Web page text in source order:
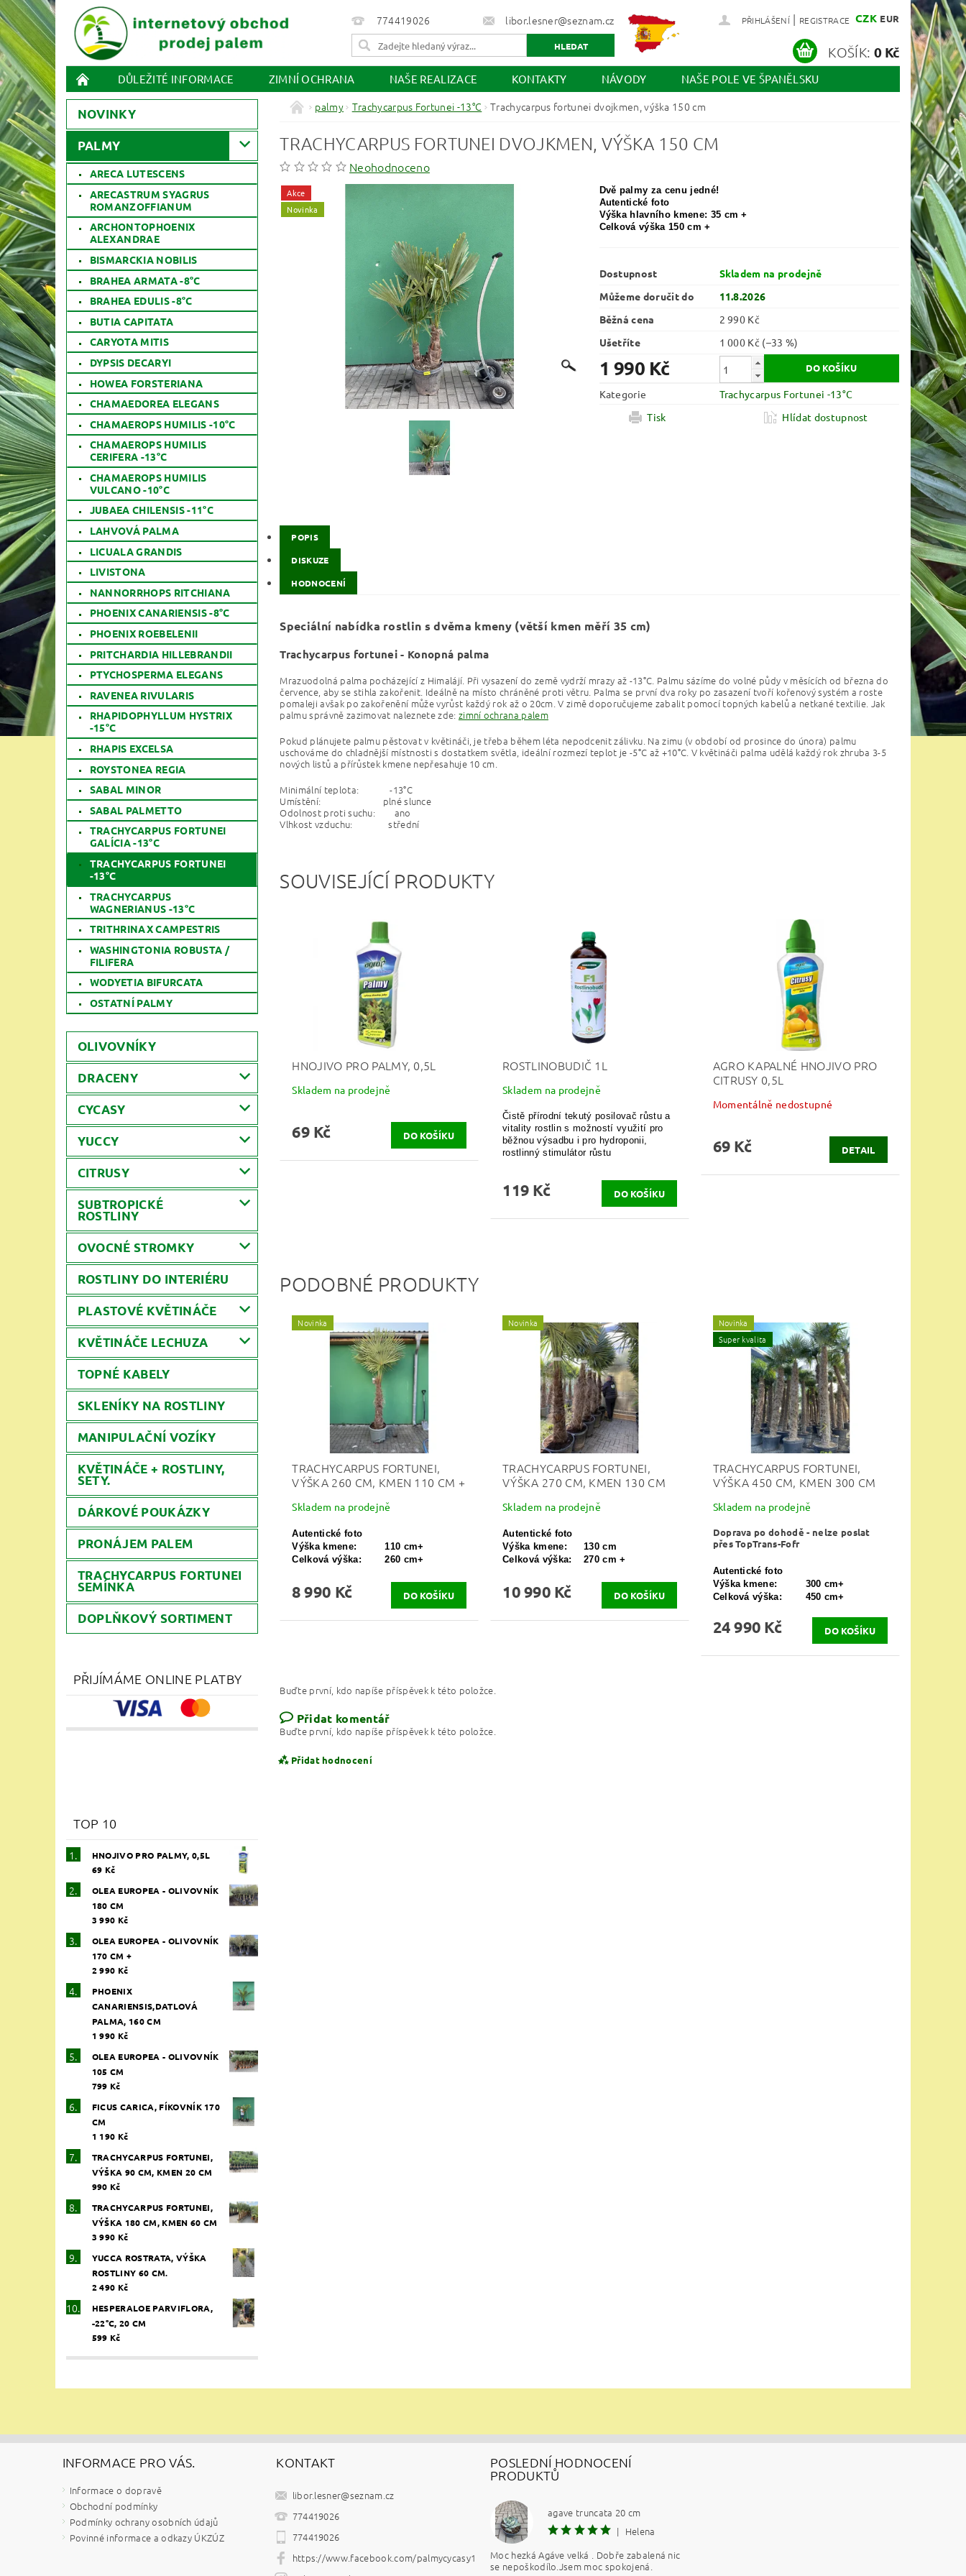
774419026 libor.lesner@seznam.cz PŘIHLÁŠENÍ | REGISTRACE CZK EUR
KOŠÍK: 0 Kč
DŮLEŽITÉ INFORMACE ZIMNÍ OCHRANA NAŠE REALIZACE KONTAKTY NÁVODY NAŠE POLE VE ŠPANĚLSKU
NOVINKY
PALMY
ARECA LUTESCENS
ARECASTRUM SYAGRUS
ROMANZOFFIANUM
ARCHONTOPHOENIX
ALEXANDRAE
BISMARCKIA NOBILIS
BRAHEA ARMATA -8°C
BRAHEA EDULIS -8°C
BUTIA CAPITATA
CARYOTA MITIS
DYPSIS DECARYI
HOWEA FORSTERIANA
CHAMAEDOREA ELEGANS
CHAMAEROPS HUMILIS -10°C
CHAMAEROPS HUMILIS
CERIFERA -13°C
CHAMAEROPS HUMILIS
VULCANO -10°C
JUBAEA CHILENSIS -11°C
LAHVOVÁ PALMA
LICUALA GRANDIS
LIVISTONA
NANNORRHOPS RITCHIANA
PHOENIX CANARIENSIS -8°C
PHOENIX ROEBELENII
PRITCHARDIA HILLEBRANDII
PTYCHOSPERMA ELEGANS
RAVENEA RIVULARIS
RHAPIDOPHYLLUM HYSTRIX
-15°C
RHAPIS EXCELSA
ROYSTONEA REGIA
SABAL MINOR
SABAL PALMETTO
TRACHYCARPUS FORTUNEI
GALÍCIA -13°C
TRACHYCARPUS FORTUNEI
-13°C
TRACHYCARPUS
WAGNERIANUS -13°C
TRITHRINAX CAMPESTRIS
WASHINGTONIA ROBUSTA /
FILIFERA
WODYETIA BIFURCATA
OSTATNÍ PALMY
OLIVOVNÍKY
DRACENY
CYCASY
YUCCY
CITRUSY
SUBTROPICKÉ
ROSTLINY
OVOCNÉ STROMKY
ROSTLINY DO INTERIÉRU
PLASTOVÉ KVĚTINÁČE
KVĚTINÁČE LECHUZA
TOPNÉ KABELY
SKLENÍKY NA ROSTLINY
MANIPULAČNÍ VOZÍKY
KVĚTINÁČE + ROSTLINY,
SETY.
DÁRKOVÉ POUKÁZKY
PRONÁJEM PALEM
TRACHYCARPUS FORTUNEI
SEMÍNKA
DOPLŇKOVÝ SORTIMENT
PŘIJÍMÁME ONLINE PLATBY
TOP 10
HNOJIVO PRO PALMY, 0,5L
69 Kč
OLEA EUROPEA - OLIVOVNÍK
180 CM
3 990 Kč
OLEA EUROPEA - OLIVOVNÍK
170 CM +
2 990 Kč
PHOENIX
CANARIENSIS,DATLOVÁ
PALMA, 160 CM
1 990 Kč
OLEA EUROPEA - OLIVOVNÍK
105 CM
799 Kč
FICUS CARICA, FÍKOVNÍK 170
CM
1 190 Kč
TRACHYCARPUS FORTUNEI,
VÝŠKA 90 CM, KMEN 20 CM
990 Kč
TRACHYCARPUS FORTUNEI,
VÝŠKA 180 CM, KMEN 60 CM
3 990 Kč
YUCCA ROSTRATA, VÝŠKA
ROSTLINY 60 CM.
2 490 Kč
HESPERALOE PARVIFLORA,
-22°C, 20 CM
599 Kč
palmy Trachycarpus Fortunei -13°C Trachycarpus fortunei dvojkmen, výška 150 cm
TRACHYCARPUS FORTUNEI DVOJKMEN, VÝŠKA 150 CM
Neohodnoceno
Akce
Novinka
Dvě palmy za cenu jedné!
Autentické foto
Výška hlavního kmene: 35 cm +
Celková výška 150 cm +
Dostupnost
Skladem na prodejně
Můžeme doručit do
11.8.2026
Běžná cena
2 990 Kč
Ušetříte
1 000 Kč (–33 %)
1 990 Kč
Kategorie
Trachycarpus Fortunei -13°C
Tisk
Hlídat dostupnost
POPIS
DISKUZE
HODNOCENÍ
Speciální nabídka rostlin s dvěma kmeny (větší kmen měří 35 cm)
Trachycarpus fortunei - Konopná palma
Mrazuodolná palma pocházející z Himalájí. Při vysazení do země vydrží mrazy až -13°C. Palmu sázíme do volné půdy v měsících od března do
července, aby se stihla zakořenit. Ideálně na místo chráněné proti větru. Palma se první dva roky po zasazení tvoří kořenový systém a roste
pomaleji avšak po zakořenění může vyrůst každý rok až o 20cm. V zimě doporučujeme zabalit pomocí topných kabelů a netkané textilie. Jak
palmu správně zazimovat naleznete zde: zimní ochrana palem
Pokud plánujete palmu pěstovat v květináči, je třeba během léta nepodcenit zálivku. Na zimu (v období od prosince do února) palmu
uschováme do chladnější místnosti s dostatkem světla, ideální rozmezí teplot je -5°C až +10°C. V květináči palma udělá každý rok zhruba 3-5
nových listů a přírůstek kmene nepřesahuje 10 cm.
Minimální teplota: -13°C
Umístění: plné slunce
Odolnost proti suchu: ano
Vlhkost vzduchu: střední
SOUVISEJÍCÍ PRODUKTY
HNOJIVO PRO PALMY, 0,5L
Skladem na prodejně
69 Kč
ROSTLINOBUDIČ 1L
Skladem na prodejně
Čistě přírodní tekutý posilovač růstu a
vitality rostlin s možností využití pro
běžnou výsadbu i pro hydroponii,
rostlinný stimulátor růstu
119 Kč
AGRO KAPALNÉ HNOJIVO PRO
CITRUSY 0,5L
Momentálně nedostupné
69 Kč DETAIL
PODOBNÉ PRODUKTY
Novinka
TRACHYCARPUS FORTUNEI,
VÝŠKA 260 CM, KMEN 110 CM +
Skladem na prodejně
Autentické foto
Výška kmene:
110 cm+
Celková výška:
260 cm+
8 990 Kč
Novinka
TRACHYCARPUS FORTUNEI,
VÝŠKA 270 CM, KMEN 130 CM
Skladem na prodejně
Autentické foto
Výška kmene:
130 cm
Celková výška:
270 cm +
10 990 Kč
Novinka
Super kvalita
TRACHYCARPUS FORTUNEI,
VÝŠKA 450 CM, KMEN 300 CM
Skladem na prodejně
Doprava po dohodě - nelze poslat
přes TopTrans-Fofr
Autentické foto
Výška kmene:
300 cm+
Celková výška:
450 cm+
24 990 Kč
Buďte první, kdo napíše příspěvek k této položce.
Přidat komentář
Buďte první, kdo napíše příspěvek k této položce.
Přidat hodnocení
INFORMACE PRO VÁS.
Informace o dopravě
Obchodní podmínky
Podmínky ochrany osobních údajů
Povinné informace a odkazy ÚKZÚZ
KONTAKT
libor.lesner@seznam.cz
774419026
774419026
https://www.facebook.com/palmycycasy1
POSLEDNÍ HODNOCENÍ
PRODUKTŮ
agave truncata 20 cm
| Helena
Moc hezká Agáve velká . Dobře zabalená nic
se nepoškodílo.Jsem moc spokojená.